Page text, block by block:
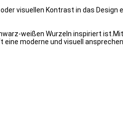
visuellen Kontrast in das Design
weißen Wurzeln inspiriert
moderne und visuell